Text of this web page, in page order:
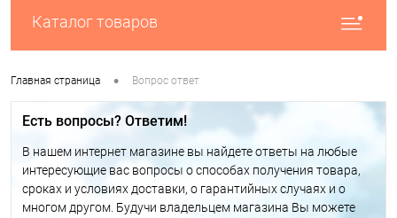
Каталог товаров
Главная страница • Вопрос ответ
Есть вопросы? Ответим!
В нашем интернет магазине вы найдете ответы на любые
интересующие вас вопросы о способах получения товара,
сроках и условиях доставки, о гарантийных случаях и о
многом другом. Будучи владельцем магазина Вы можете